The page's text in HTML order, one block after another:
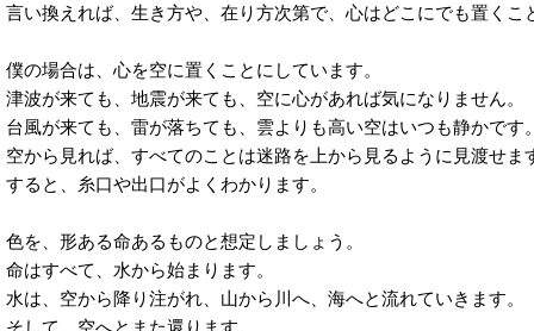
言い換えれば、生き方や、在り方次第で、心はどこにでも置くこ
僕の場合は、心を空に置くことにしています。
津波が来ても、地震が来ても、空に心があれば気になりません。
台風が来ても、雷が落ちても、雲よりも高い空はいつも静かです。
空から見れば、すべてのことは迷路を上から見るように見渡せま
すると、糸口や出口がよくわかります。
色を、形ある命あるものと想定しましょう。
命はすべて、水から始まります。
水は、空から降り注がれ、山から川へ、海へと流れていきます。